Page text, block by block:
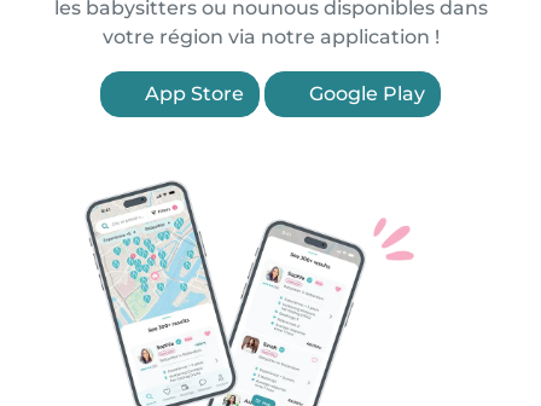
les babysitters ou nounous disponibles dans
votre région via notre application !
App Store Google Play